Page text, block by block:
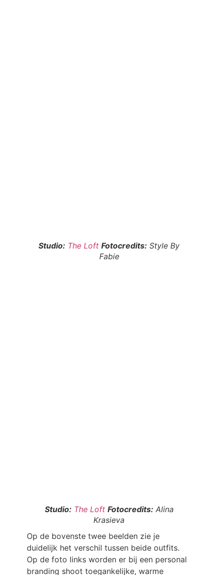
Studio: The Loft Fotocredits: Style By
Fabie
Studio: The Loft Fotocredits: Alina
Krasieva
Op de bovenste twee beelden zie je
duidelijk het verschil tussen beide outfits.
Op de foto links worden er bij een personal
branding shoot toegankelijke, warme